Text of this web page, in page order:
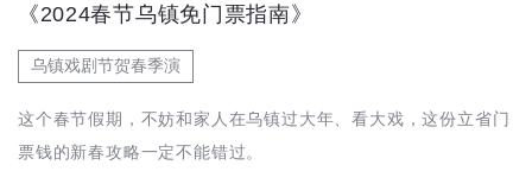
《2024春节乌镇免门票指南》
乌镇戏剧节贺春季演
这个春节假期，不妨和家人在乌镇过大年、看大戏，这份立省门
票钱的新春攻略一定不能错过。